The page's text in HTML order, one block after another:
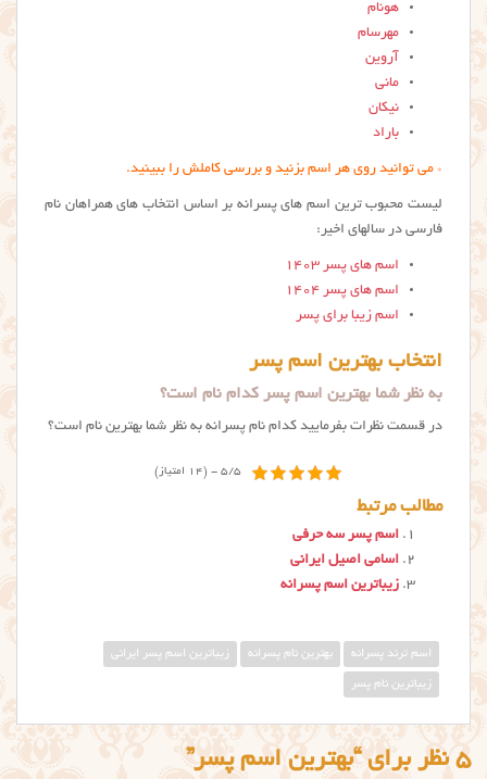
هونام
مهرسام
آروین
مانی
نیکان
باراد
* می توانید روی هر اسم بزنید و بررسی کاملش را ببینید.
لیست محبوب ترین اسم های پسرانه بر اساس انتخاب های همراهان نام
فارسی در سالهای اخیر:
اسم های پسر 1403
اسم های پسر 1404
اسم زیبا برای پسر
انتخاب بهترین اسم پسر
به نظر شما بهترین اسم پسر کدام نام است؟
در قسمت نظرات بفرمایید کدام نام پسرانه به نظر شما بهترین نام است؟
5/5 - (14 امتیاز)
مطالب مرتبط
اسم پسر سه حرفی
اسامی اصیل ایرانی
زیباترین اسم پسرانه
اسم ترند پسرانه بهترین نام پسرانه زیباترین اسم پسر ایرانی
زیباترین نام پسر
5 نظر برای “بهترین اسم پسر”